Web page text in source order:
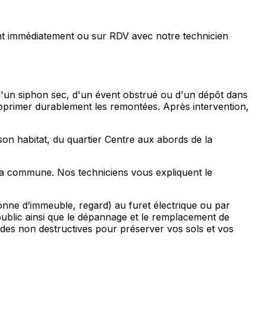
immédiatement ou sur RDV avec notre technicien
siphon sec, d'un évent obstrué ou d'un dépôt dans
durablement les remontées. Après intervention,
habitat, du quartier Centre aux abords de la
commune. Nos techniciens vous expliquent le
d’immeuble, regard) au furet électrique ou par
ainsi que le dépannage et le remplacement de
non destructives pour préserver vos sols et vos